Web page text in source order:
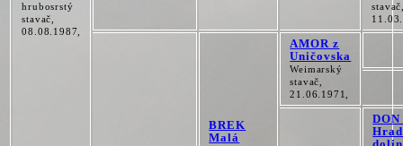
hrubosrstý
stavač,
08.08.1987,
BREK
Malá
AMOR z
Uničovska
Weimarský
stavač,
21.06.1971,
DON